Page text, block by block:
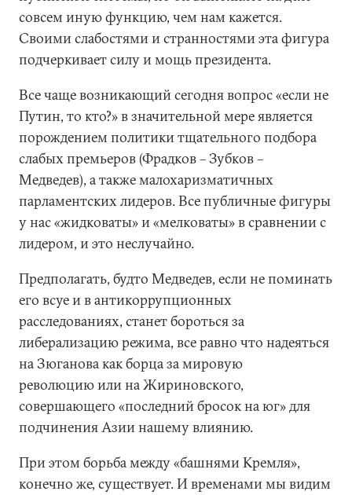
совсем иную функцию, чем нам кажется.
Своими слабостями и странностями эта фигура
подчеркивает силу и мощь президента.
Все чаще возникающий сегодня вопрос «если не
Путин, то кто?» в значительной мере является
порождением политики тщательного подбора
слабых премьеров (Фрадков – Зубков –
Медведев), а также малохаризматичных
парламентских лидеров. Все публичные фигуры
у нас «жидковаты» и «мелковаты» в сравнении с
лидером, и это неслучайно.
Предполагать, будто Медведев, если не поминать
его всуе и в антикоррупционных
расследованиях, станет бороться за
либерализацию режима, все равно что надеяться
на Зюганова как борца за мировую
революцию или на Жириновского,
совершающего «последний бросок на юг» для
подчинения Азии нашему влиянию.
При этом борьба между «башнями Кремля»,
конечно же, существует. И временами мы видим